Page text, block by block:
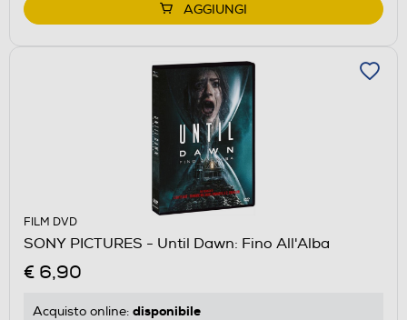
AGGIUNGI
FILM DVD
SONY PICTURES - Until Dawn: Fino All'Alba
€ 6,90
Acquisto online: disponibile